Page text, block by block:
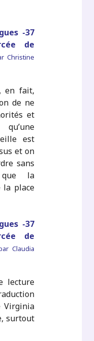
-37
de
Christine
en fait,
de ne
et
est
et on
sans
la
place
-37
de
Claudia
lecture
Virginia
surtout